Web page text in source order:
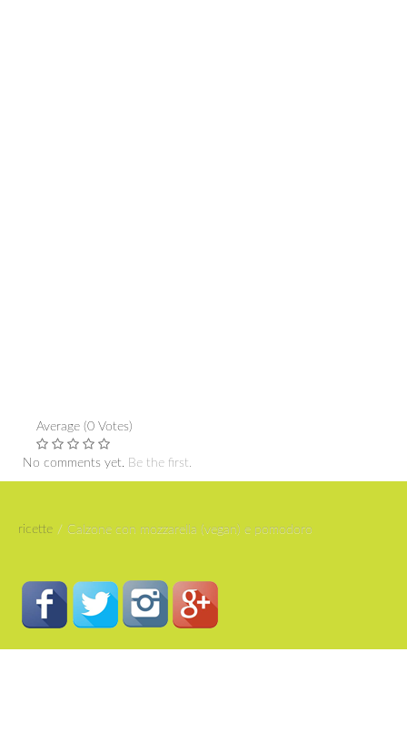
Average (0 Votes)
No comments yet. Be the first.
ricette / Calzone con mozzarella (vegan) e pomodoro